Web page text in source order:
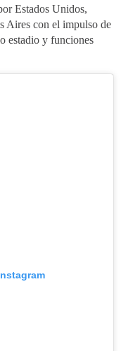
Estados Unidos,
Aires con el impulso de
estadio y funciones